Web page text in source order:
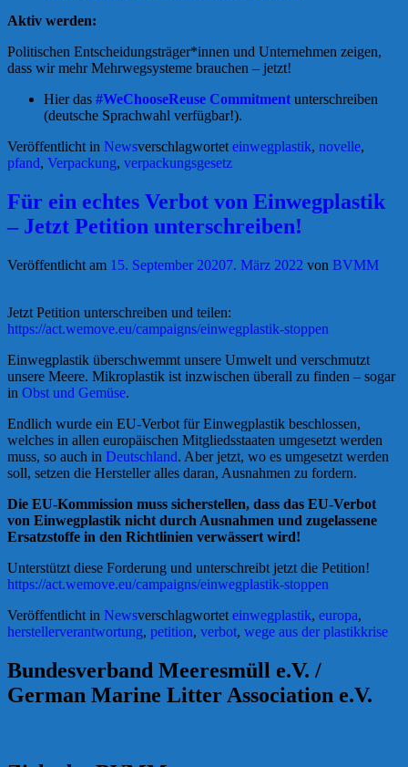
Aktiv werden:
Politischen Entscheidungsträger*innen und Unternehmen zeigen,
dass wir mehr Mehrwegsysteme brauchen – jetzt!
Hier das #WeChooseReuse Commitment unterschreiben
(deutsche Sprachwahl verfügbar!).
Veröffentlicht in Newsverschlagworteteinwegplastik, novelle,
pfand, Verpackung, verpackungsgesetz
Für ein echtes Verbot von Einwegplastik
– Jetzt Petition unterschreiben!
Veröffentlicht am 15. September 20207. März 2022 von BVMM
Jetzt Petition unterschreiben und teilen:
https://act.wemove.eu/campaigns/einwegplastik-stoppen
Einwegplastik überschwemmt unsere Umwelt und verschmutzt
unsere Meere. Mikroplastik ist inzwischen überall zu finden – sogar
in Obst und Gemüse.
Endlich wurde ein EU-Verbot für Einwegplastik beschlossen,
welches in allen europäischen Mitgliedsstaaten umgesetzt werden
muss, so auch in Deutschland. Aber jetzt, wo es umgesetzt werden
soll, setzen die Hersteller alles daran, Ausnahmen zu fordern.
Die EU-Kommission muss sicherstellen, dass das EU-Verbot
von Einwegplastik nicht durch Ausnahmen und zugelassene
Ersatzstoffe in den Richtlinien verwässert wird!
Unterstützt diese Forderung und unterschreibt jetzt die Petition!
https://act.wemove.eu/campaigns/einwegplastik-stoppen
Veröffentlicht in Newsverschlagwortet einwegplastik, europa,
herstellerverantwortung, petition, verbot, wege aus der plastikkrise
Bundesverband Meeresmüll e.V. /
German Marine Litter Association e.V.